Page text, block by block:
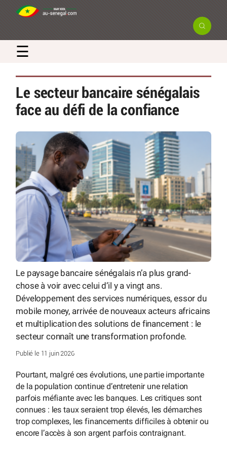
☰
Le secteur bancaire sénégalais
face au défi de la confiance
Le paysage bancaire sénégalais n’a plus grand-
chose à voir avec celui d’il y a vingt ans.
Développement des services numériques, essor du
mobile money, arrivée de nouveaux acteurs africains
et multiplication des solutions de financement : le
secteur connaît une transformation profonde.
Publié le 11 juin 2026
Pourtant, malgré ces évolutions, une partie importante
de la population continue d’entretenir une relation
parfois méfiante avec les banques. Les critiques sont
connues : les taux seraient trop élevés, les démarches
trop complexes, les financements difficiles à obtenir ou
encore l’accès à son argent parfois contraignant.